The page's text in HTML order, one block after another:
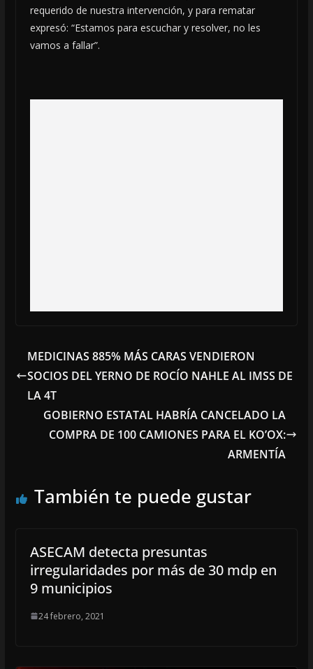
requerido de nuestra intervención, y para rematar
expresó: “Estamos para escuchar y resolver, no les
vamos a fallar”.
MEDICINAS 885% MÁS CARAS VENDIERON
SOCIOS DEL YERNO DE ROCÍO NAHLE AL IMSS DE
LA 4T
GOBIERNO ESTATAL HABRÍA CANCELADO LA
COMPRA DE 100 CAMIONES PARA EL KO’OX:
ARMENTÍA
También te puede gustar
ASECAM detecta presuntas
irregularidades por más de 30 mdp en
9 municipios
24 febrero, 2021